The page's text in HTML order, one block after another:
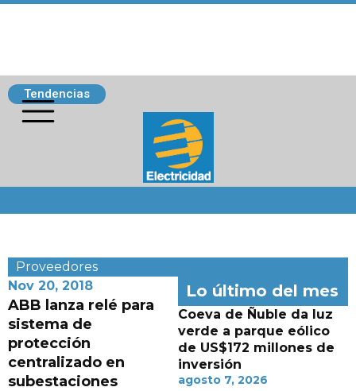
Tendencias
Proveedores
Nov 20, 2018
ABB lanza relé para
sistema de
protección
centralizado en
subestaciones
Lo último del mes
Coeva de Ñuble da luz
verde a parque eólico
de US$172 millones de
inversión
agosto 7, 2026